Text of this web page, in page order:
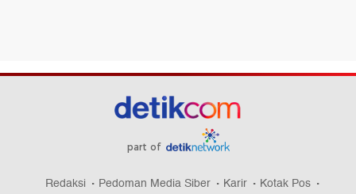
part of
Redaksi Pedoman Media Siber Karir
Kotak Pos